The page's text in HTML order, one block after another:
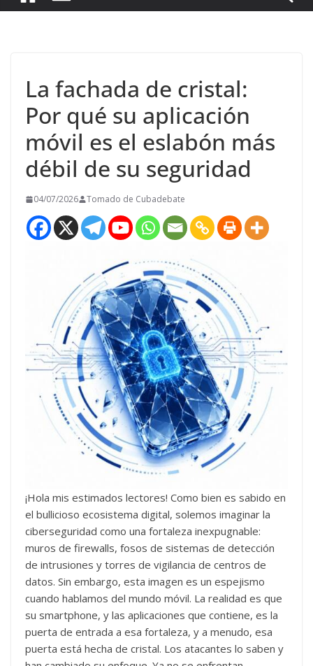
La fachada de cristal:
Por qué su aplicación
móvil es el eslabón más
débil de su seguridad
04/07/2026 Tomado de Cubadebate
¡Hola mis estimados lectores! Como bien es sabido en
el bullicioso ecosistema digital, solemos imaginar la
ciberseguridad como una fortaleza inexpugnable:
muros de firewalls, fosos de sistemas de detección
de intrusiones y torres de vigilancia de centros de
datos. Sin embargo, esta imagen es un espejismo
cuando hablamos del mundo móvil. La realidad es que
su smartphone, y las aplicaciones que contiene, es la
puerta de entrada a esa fortaleza, y a menudo, esa
puerta está hecha de cristal. Los atacantes lo saben y